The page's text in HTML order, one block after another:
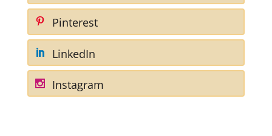
Pinterest
LinkedIn
Instagram